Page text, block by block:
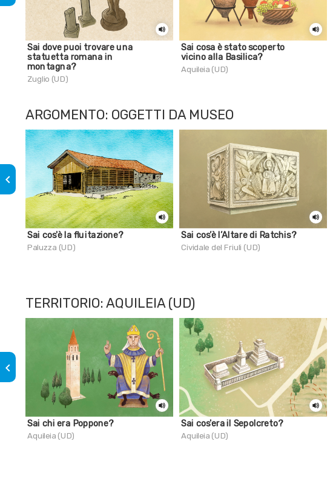
Sai dove puoi trovare una
statuetta romana in
montagna?
Zuglio (UD)
Sai cosa è stato scoperto
vicino alla Basilica?
Aquileia (UD)
ARGOMENTO: OGGETTI DA MUSEO
Sai cos'è la fluitazione?
Paluzza (UD)
Sai cos’è l’Altare di Ratchis?
Cividale del Friuli (UD)
keyboard_arrow_left
TERRITORIO: AQUILEIA (UD)
Sai chi era Poppone?
Aquileia (UD)
Sai cos'era il Sepolcreto?
Aquileia (UD)
keyboard_arrow_left